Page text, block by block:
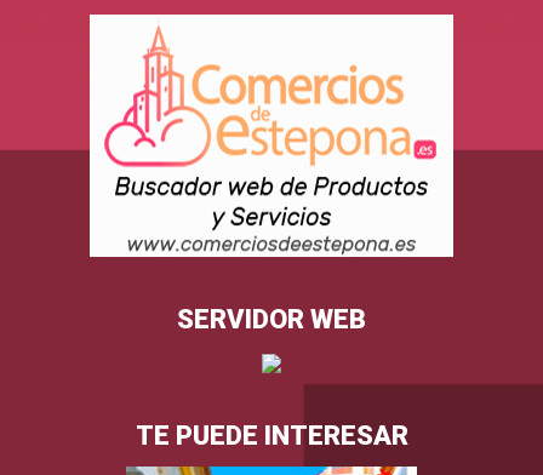
SERVIDOR WEB
TE PUEDE INTERESAR